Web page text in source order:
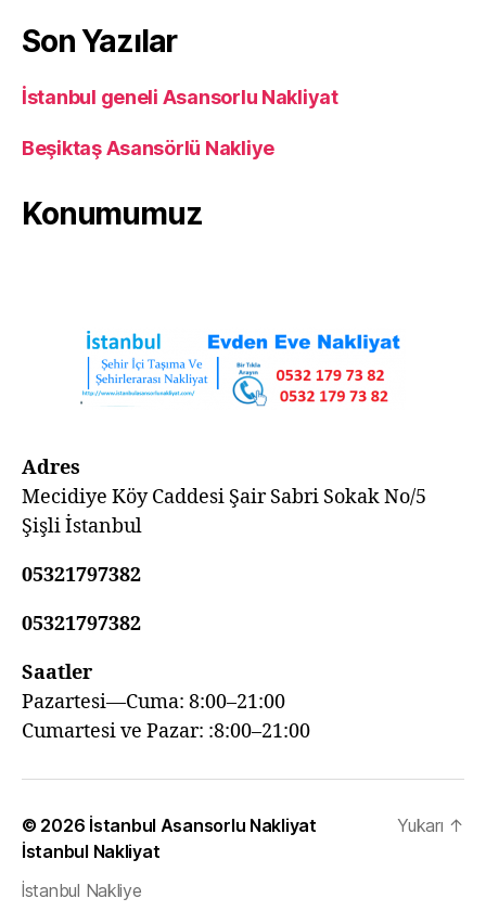
Son Yazılar
İstanbul geneli Asansorlu Nakliyat
Beşiktaş Asansörlü Nakliye
Konumumuz
Adres
Mecidiye Köy Caddesi Şair Sabri Sokak No/5
Şişli İstanbul
05321797382
05321797382
Saatler
Pazartesi—Cuma: 8:00–21:00
Cumartesi ve Pazar: :8:00–21:00
© 2026 İstanbul Asansorlu Nakliyat
İstanbul Nakliyat
İstanbul Nakliye
Yukarı ↑